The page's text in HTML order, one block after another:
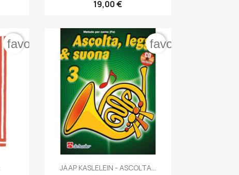
19,00 €
favorite_border
 Anteprima
JAAP KASLELEIN - ASCOLTA...
favorite_border